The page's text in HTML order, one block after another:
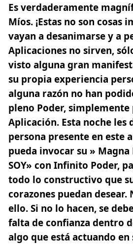
Es verdaderamente
Míos. ¡Estas no son cosas
vayan a desanimarse y a
Aplicaciones no sirven,
visto alguna gran
su propia experiencia
alguna razón no han
pleno Poder, simplemente
Aplicación. Esta noche les
persona presente en este
pueda invocar su » Magna
SOY» con Infinito Poder,
todo lo constructivo que
corazones puedan desear.
ello. Si no lo hacen, se
falta de confianza dentro
algo que está actuando en